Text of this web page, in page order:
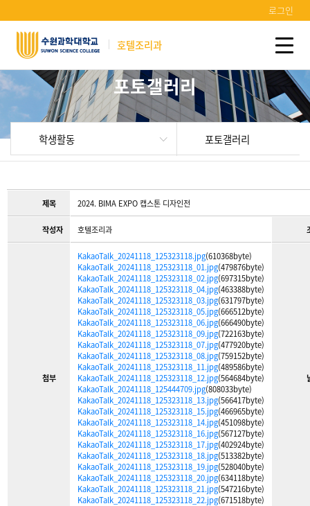
로그인
호텔조리과
포토갤러리
학생활동 포토갤러리
제목 2024. BIMA EXPO 캡스톤 디자인전
작성자 호텔조리과
첨부
KakaoTalk_20241118_125323118.jpg(610368byte)
KakaoTalk_20241118_125323118_01.jpg(479876byte)
KakaoTalk_20241118_125323118_02.jpg(697315byte)
KakaoTalk_20241118_125323118_04.jpg(463388byte)
KakaoTalk_20241118_125323118_03.jpg(631797byte)
KakaoTalk_20241118_125323118_05.jpg(666512byte)
KakaoTalk_20241118_125323118_06.jpg(666490byte)
KakaoTalk_20241118_125323118_09.jpg(722163byte)
KakaoTalk_20241118_125323118_07.jpg(477920byte)
KakaoTalk_20241118_125323118_08.jpg(759152byte)
KakaoTalk_20241118_125323118_11.jpg(489586byte)
KakaoTalk_20241118_125323118_12.jpg(564684byte)
KakaoTalk_20241118_125444709.jpg(808033byte)
KakaoTalk_20241118_125323118_13.jpg(566417byte)
KakaoTalk_20241118_125323118_15.jpg(466965byte)
KakaoTalk_20241118_125323118_14.jpg(451098byte)
KakaoTalk_20241118_125323118_16.jpg(567127byte)
KakaoTalk_20241118_125323118_17.jpg(402924byte)
KakaoTalk_20241118_125323118_18.jpg(513382byte)
KakaoTalk_20241118_125323118_19.jpg(528040byte)
KakaoTalk_20241118_125323118_20.jpg(634118byte)
KakaoTalk_20241118_125323118_21.jpg(547216byte)
KakaoTalk_20241118_125323118_22.jpg(671518byte)